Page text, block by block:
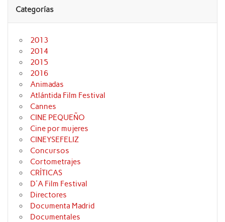
Categorías
2013
2014
2015
2016
Animadas
Atlántida Film Festival
Cannes
CINE PEQUEÑO
Cine por mujeres
CINEYSEFELIZ
Concursos
Cortometrajes
CRÍTICAS
D'A Film Festival
Directores
Documenta Madrid
Documentales